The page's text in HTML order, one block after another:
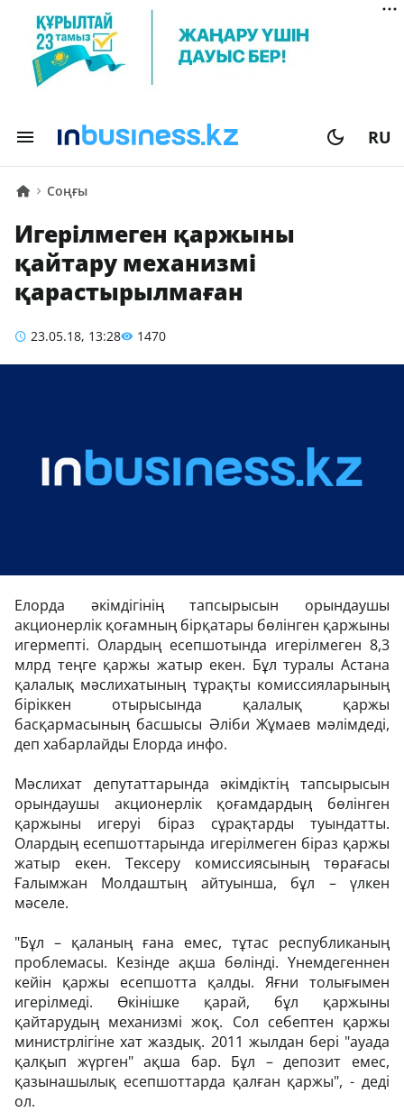
RU
Соңғы
Игерілмеген қаржыны
қайтару механизмі
қарастырылмаған
23.05.18, 13:28 1470
Елорда әкімдігінің тапсырысын орындаушы
акционерлік қоғамның бірқатары бөлінген қаржыны
игермепті. Олардың есепшотында игерілмеген 8,3
млрд теңге қаржы жатыр екен. Бұл туралы Астана
қалалық мәслихатының тұрақты комиссияларының
біріккен отырысында қалалық қаржы
басқармасының басшысы Әліби Жұмаев мәлімдеді,
деп хабарлайды Елорда инфо.
Мәслихат депутаттарында әкімдіктің тапсырысын
орындаушы акционерлік қоғамдардың бөлінген
қаржыны игеруі біраз сұрақтарды туындатты.
Олардың есепшоттарында игерілмеген біраз қаржы
жатыр екен. Тексеру комиссиясының төрағасы
Ғалымжан Молдаштың айтуынша, бұл – үлкен
мәселе.
"Бұл – қаланың ғана емес, тұтас республиканың
проблемасы. Кезінде ақша бөлінді. Үнемдегеннен
кейін қаржы есепшотта қалды. Яғни толығымен
игерілмеді. Өкінішке қарай, бұл қаржыны
қайтарудың механизмі жоқ. Сол себептен қаржы
министрлігіне хат жаздық. 2011 жылдан бері "ауада
қалқып жүрген" ақша бар. Бұл – депозит емес,
қазынашылық есепшоттарда қалған қаржы", - деді
ол.